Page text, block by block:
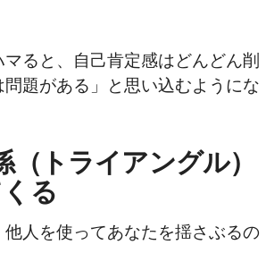
ると、自己肯定感はどんどん削
題がある」と思い込むようにな
（トライアングル）
る
人を使ってあなたを揺さぶるの